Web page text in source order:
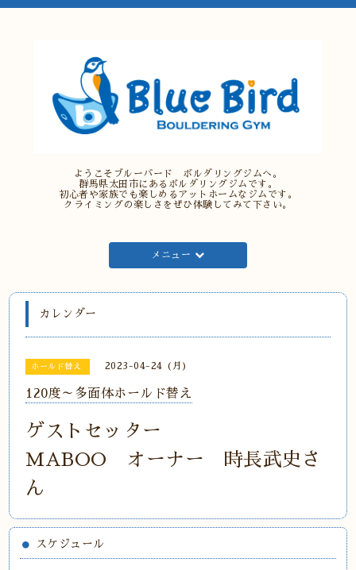
ようこそブルーバード ボルダリングジムへ。
群馬県太田市にあるボルダリングジムです。
初心者や家族でも楽しめるアットホームなジムです。
クライミングの楽しさをぜひ体験してみて下さい。
メニュー
カレンダー
ホールド替え 2023-04-24 (月)
120度～多面体ホールド替え
ゲストセッター
MABOO オーナー 時長武史さ
ん
スケジュール